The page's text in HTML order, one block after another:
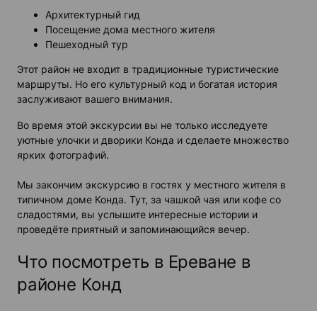
Архитектурный гид
Посещение дома местного жителя
Пешеходный тур
Этот район не входит в традиционные туристические
маршруты. Но его культурный код и богатая история
заслуживают вашего внимания.
Во время этой экскурсии вы не только исследуете
уютные улочки и дворики Конда и сделаете множество
ярких фотографий.
Мы закончим экскурсию в гостях у местного жителя в
типичном доме Конда. Тут, за чашкой чая или кофе со
сладостями, вы услышите интересные истории и
проведёте приятный и запоминающийся вечер.
Что посмотреть в Ереване в
районе Конд